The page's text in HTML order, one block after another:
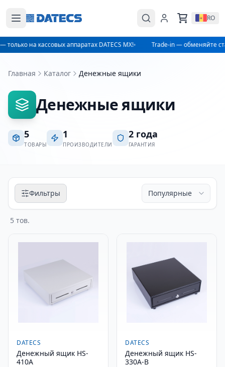
RO
только на кассовых аппаратах DATECS MX! Trade-in — обменяйте
Главная Каталог Денежные ящики
Денежные ящики
5
ТОВАРЫ
1
ПРОИЗВОДИТЕЛИ
2 года
ГАРАНТИЯ
Фильтры
5 тов.
DATECS
Денежный ящик HS-
410A
DATECS
Денежный ящик HS-
330A-B